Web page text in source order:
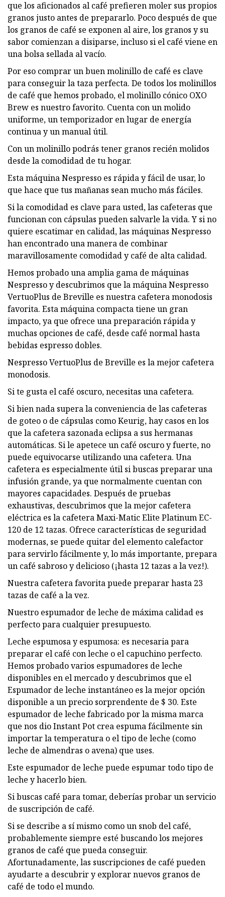
que los aficionados al café prefieren moler sus propios
granos justo antes de prepararlo. Poco después de que
los granos de café se exponen al aire, los granos y su
sabor comienzan a disiparse, incluso si el café viene en
una bolsa sellada al vacío.
Por eso comprar un buen molinillo de café es clave
para conseguir la taza perfecta. De todos los molinillos
de café que hemos probado, el molinillo cónico OXO
Brew es nuestro favorito. Cuenta con un molido
uniforme, un temporizador en lugar de energía
continua y un manual útil.
Con un molinillo podrás tener granos recién molidos
desde la comodidad de tu hogar.
Esta máquina Nespresso es rápida y fácil de usar, lo
que hace que tus mañanas sean mucho más fáciles.
Si la comodidad es clave para usted, las cafeteras que
funcionan con cápsulas pueden salvarle la vida. Y si no
quiere escatimar en calidad, las máquinas Nespresso
han encontrado una manera de combinar
maravillosamente comodidad y café de alta calidad.
Hemos probado una amplia gama de máquinas
Nespresso y descubrimos que la máquina Nespresso
VertuoPlus de Breville es nuestra cafetera monodosis
favorita. Esta máquina compacta tiene un gran
impacto, ya que ofrece una preparación rápida y
muchas opciones de café, desde café normal hasta
bebidas espresso dobles.
Nespresso VertuoPlus de Breville es la mejor cafetera
monodosis.
Si te gusta el café oscuro, necesitas una cafetera.
Si bien nada supera la conveniencia de las cafeteras
de goteo o de cápsulas como Keurig, hay casos en los
que la cafetera sazonada eclipsa a sus hermanas
automáticas. Si le apetece un café oscuro y fuerte, no
puede equivocarse utilizando una cafetera. Una
cafetera es especialmente útil si buscas preparar una
infusión grande, ya que normalmente cuentan con
mayores capacidades. Después de pruebas
exhaustivas, descubrimos que la mejor cafetera
eléctrica es la cafetera Maxi-Matic Elite Platinum EC-
120 de 12 tazas. Ofrece características de seguridad
modernas, se puede quitar del elemento calefactor
para servirlo fácilmente y, lo más importante, prepara
un café sabroso y delicioso (¡hasta 12 tazas a la vez!).
Nuestra cafetera favorita puede preparar hasta 23
tazas de café a la vez.
Nuestro espumador de leche de máxima calidad es
perfecto para cualquier presupuesto.
Leche espumosa y espumosa: es necesaria para
preparar el café con leche o el capuchino perfecto.
Hemos probado varios espumadores de leche
disponibles en el mercado y descubrimos que el
Espumador de leche instantáneo es la mejor opción
disponible a un precio sorprendente de $ 30. Este
espumador de leche fabricado por la misma marca
que nos dio Instant Pot crea espuma fácilmente sin
importar la temperatura o el tipo de leche (como
leche de almendras o avena) que uses.
Este espumador de leche puede espumar todo tipo de
leche y hacerlo bien.
Si buscas café para tomar, deberías probar un servicio
de suscripción de café.
Si se describe a sí mismo como un snob del café,
probablemente siempre esté buscando los mejores
granos de café que pueda conseguir.
Afortunadamente, las suscripciones de café pueden
ayudarte a descubrir y explorar nuevos granos de
café de todo el mundo.